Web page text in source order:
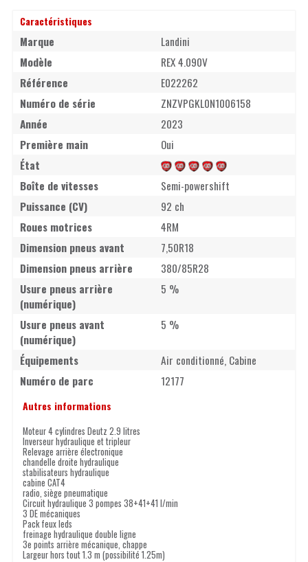
Caractéristiques
Marque
Landini
Modèle
REX 4.090V
Référence
E022262
Numéro de série
ZNZVPGKL0N1006158
Année
2023
Première main
Oui
État
Boîte de vitesses
Semi-powershift
Puissance (CV)
92 ch
Roues motrices
4RM
Dimension pneus avant
7,50R18
Dimension pneus arrière
380/85R28
Usure pneus arrière
(numérique)
5 %
Usure pneus avant
(numérique)
5 %
Équipements
Air conditionné, Cabine
Numéro de parc
12177
Autres informations
Moteur 4 cylindres Deutz 2.9 litres
Inverseur hydraulique et tripleur
Relevage arrière électronique
chandelle droite hydraulique
stabilisateurs hydraulique
cabine CAT4
radio, siège pneumatique
Circuit hydraulique 3 pompes 38+41+41 l/min
3 DE mécaniques
Pack feux leds
freinage hydraulique double ligne
3e points arrière mécanique, chappe
Largeur hors tout 1.3 m (possibilité 1.25m)